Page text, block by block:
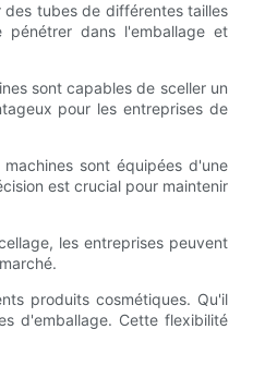
tubes de différentes tailles
dans l'emballage et
sont capables de sceller un
pour les entreprises de
sont équipées d'une
est crucial pour maintenir
les entreprises peuvent
produits cosmétiques. Qu'il
d'emballage. Cette flexibilité